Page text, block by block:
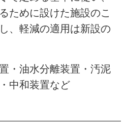
ために設けた施設のこ
、軽減の適用は新設の
・油水分離装置・汚泥
中和装置など